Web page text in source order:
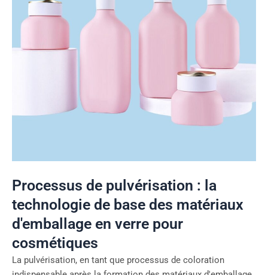
Processus de pulvérisation : la
technologie de base des matériaux
d'emballage en verre pour
cosmétiques
La pulvérisation, en tant que processus de coloration